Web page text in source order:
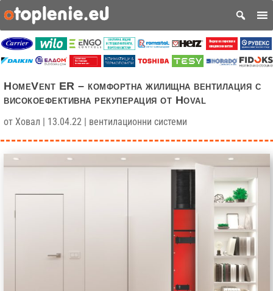
HomeVent ER – комфортна жилищна вентилация с
високоефективна рекуперация от Hoval
от Ховал | 13.04.22 | вентилационни системи